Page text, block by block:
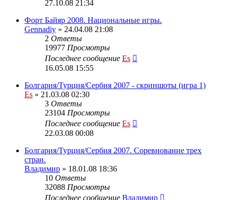
27.10.08 21:34
Форт Байяр 2008. Национальные игры.
Gennadiy » 24.04.08 21:08
2 Ответы
19977 Просмотры
Последнее сообщение Es
16.05.08 15:55
Болгария/Турция/Сербия 2007 - скриншоты (игра 1)
Es » 21.03.08 02:30
3 Ответы
23104 Просмотры
Последнее сообщение Es
22.03.08 00:08
Болгария/Турция/Сербия 2007. Соревнование трех
стран.
Владимир » 18.01.08 18:36
10 Ответы
32088 Просмотры
Последнее сообщение Владимир